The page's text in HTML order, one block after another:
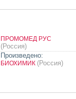
ПРОМОМЕД РУС
(Россия)
Произведено:
БИОХИМИК (Россия)